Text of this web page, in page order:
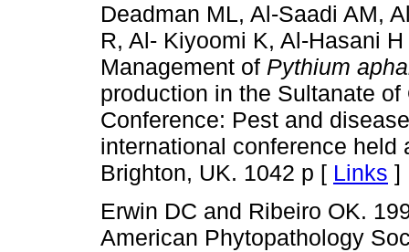
Deadman ML, Al-Saadi AM,
R, Al- Kiyoomi K, Al-Hasani
Management of Pythium
production in the Sultanate
Conference: Pest and
international conference held
Brighton, UK. 1042 p [ Links ]
Erwin DC and Ribeiro OK.
American Phytopathology